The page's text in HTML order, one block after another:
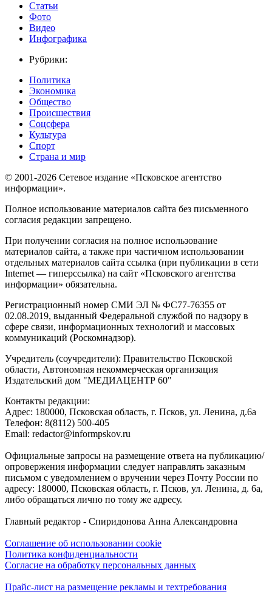
Статьи
Фото
Видео
Инфографика
Рубрики:
Политика
Экономика
Общество
Происшествия
Соцсфера
Культура
Спорт
Страна и мир
© 2001-2026 Сетевое издание «Псковское агентство
информации».
Полное использование материалов сайта без письменного
согласия редакции запрещено.
При получении согласия на полное использование
материалов сайта, а также при частичном использовании
отдельных материалов сайта ссылка (при публикации в сети
Internet — гиперссылка) на сайт «Псковского агентства
информации» обязательна.
Регистрационный номер СМИ ЭЛ № ФС77-76355 от
02.08.2019, выданный Федеральной службой по надзору в
сфере связи, информационных технологий и массовых
коммуникаций (Роскомнадзор).
Учредитель (соучредители): Правительство Псковской
области, Автономная некоммерческая организация
Издательский дом "МЕДИАЦЕНТР 60"
Контакты редакции:
Адреc: 180000, Псковская область, г. Псков, ул. Ленина, д.6а
Телефон: 8(8112) 500-405
Email: redactor@informpskov.ru
Официальные запросы на размещение ответа на публикацию/
опровержения информации следует направлять заказным
письмом с уведомлением о вручении через Почту России по
адресу: 180000, Псковская область, г. Псков, ул. Ленина, д. 6а,
либо обращаться лично по тому же адресу.
Главный редактор - Спиридонова Анна Александровна
Соглашение об использовании cookie
Политика конфиденциальности
Согласие на обработку персональных данных
Прайс-лист на размещение рекламы и техтребования